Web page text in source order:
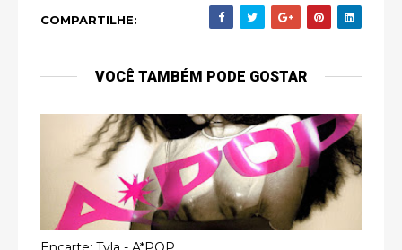
COMPARTILHE:
VOCÊ TAMBÉM PODE GOSTAR